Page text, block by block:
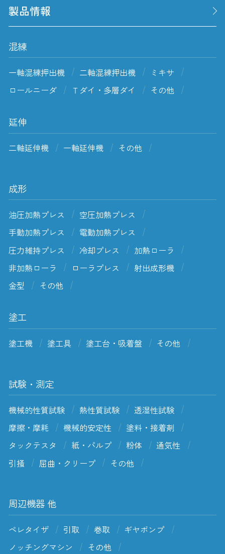
製品情報
混練
一軸混練押出機 二軸混練押出機
ミキサ
ロールニーダ
Ｔダイ・多層ダイ その他
延伸
二軸延伸機 一軸延伸機 その他
成形
油圧加熱プレス
空圧加熱プレス
手動加熱プレス
電動加熱プレス
圧力維持プレス
冷却プレス
加熱ローラ
非加熱ローラ
ローラプレス
射出成形機
金型
その他
塗工
塗工機 塗工具 塗工台・吸着盤 その他
試験・測定
機械的性質試験 熱性質試験
透湿性試験
摩擦・摩耗
機械的安定性
塗料・接着剤
タックテスタ
紙・パルプ 粉体
通気性
引掻
屈曲・クリープ その他
周辺機器 他
ペレタイザ 引取 巻取
ギヤポンプ
ノッチングマシン
その他